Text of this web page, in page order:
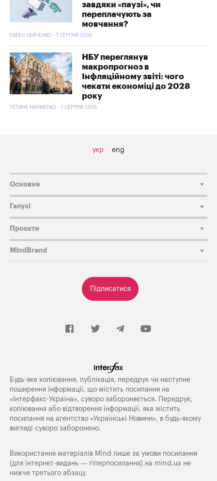
завдяки «паузі», чи
переплачують за
мовчання?
ЄВГЕН ЛЕВЧЕНКО - 7 СЕРПНЯ 2026
НБУ переглянув
макропрогноз в
Інфляційному звіті: чого
чекати економіці до 2028
року
ТЕТЯНА НАУМЕНКО - 7 СЕРПНЯ 2026
укр eng
Підписатися
Основне
Галузі
Проєкти
MindBrand
Будь-яке копiювання, публiкацiя, передрук чи наступне
поширення iнформацiї, що мiстить посилання на
«Iнтерфакс-Україна», суворо забороняється. Передрук,
копіювання або відтворення інформації, яка містить
посилання на агентство «Українські Новини», в будь-якому
вигляді суворо заборонено.
Використання матеріалів Mind лише за умови посилання
(для інтернет-видань — гіперпосилання) на mind.ua не
нижче третього абзацу.